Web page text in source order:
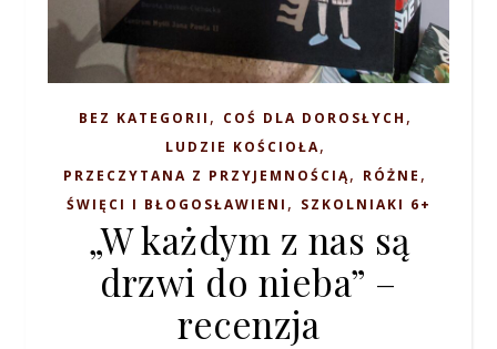
BEZ KATEGORII , COŚ DLA DOROSŁYCH ,
LUDZIE KOŚCIOŁA,
PRZECZYTANA Z PRZYJEMNOŚCIĄ, RÓŻNE ,
ŚWIĘCI I BŁOGOSŁAWIENI , SZKOLNIAKI 6+
„W każdym z nas są
drzwi do nieba” –
recenzja